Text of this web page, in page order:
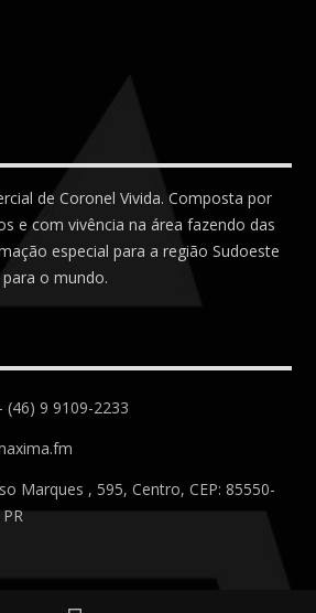
de Coronel Vivida. Composta por
e com vivência na área fazendo das
especial para a região Sudoeste
o mundo.
(46) 9 9109-2233
Marques , 595, Centro, CEP: 85550-